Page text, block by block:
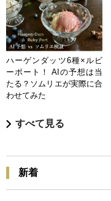
ハーゲンダッツ6種×ルビ
ーポート！ AIの予想は当
たる？ソムリエが実際に合
わせてみた
すべて見る
新着